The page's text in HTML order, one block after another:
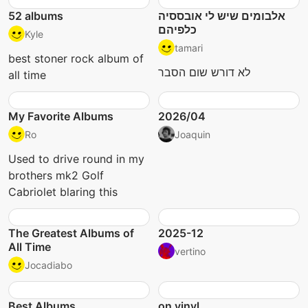
52 albums
Kyle
best stoner rock album of
all time
אלבומים שיש לי אובססיה
כלפיהם
tamari
לא דורש שום הסבר
My Favorite Albums
Ro
Used to drive round in my
brothers mk2 Golf
Cabriolet blaring this
2026/04
Joaquin
The Greatest Albums of
All Time
Jocadiabo
2025-12
vertino